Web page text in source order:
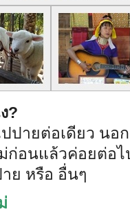
?
ปายต่อเดียว น
ก่อนแล้วค่อยต่อไ
ย หรือ อื่นๆ